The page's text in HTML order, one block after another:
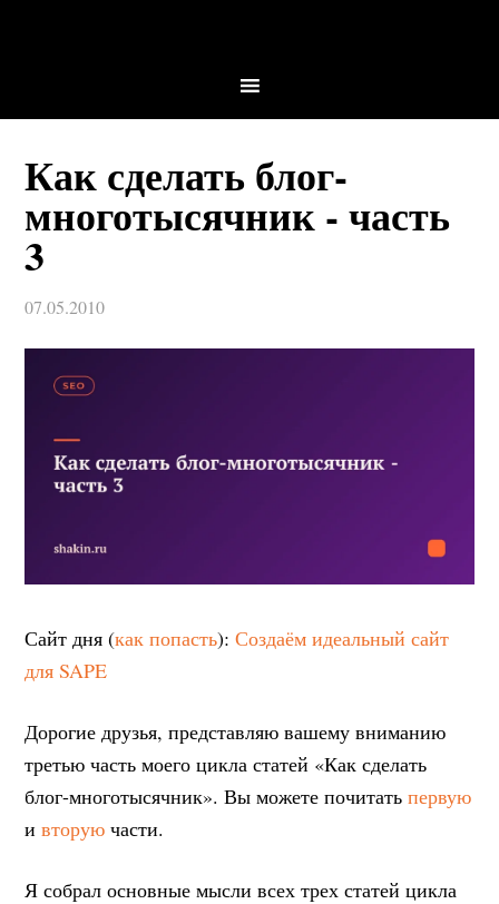
Как сделать блог-
многотысячник - часть
3
07.05.2010
Сайт дня (как попасть):Создаём идеальный сайт
для SAPE
Дорогие друзья, представляю вашему вниманию
третью часть моего цикла статей «Как сделать
блог-многотысячник». Вы можете почитатьпервую
ивторую части.
Я собрал основные мысли всех трех статей цикла